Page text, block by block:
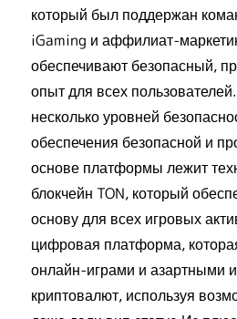
который был поддержан
iGaming и аффилиат-
обеспечивают безопасный,
опыт для всех
несколько уровней
обеспечения безопасной и
основе платформы лежит
блокчейн TON, который
основу для всех игровых
цифровая платформа,
онлайн-играми и азартными
криптовалют, используя